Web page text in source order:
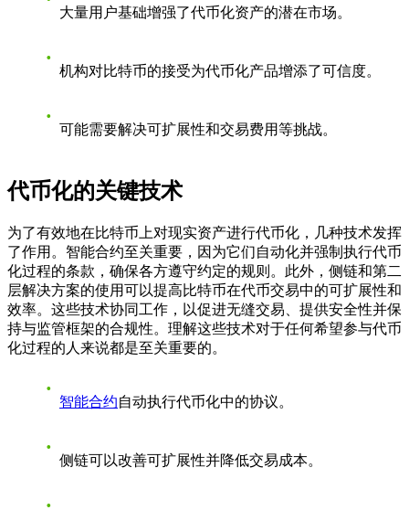
大量用户基础增强了代币化资产的潜在市场。
机构对比特币的接受为代币化产品增添了可信度。
可能需要解决可扩展性和交易费用等挑战。
代币化的关键技术
为了有效地在比特币上对现实资产进行代币化，几种技术发挥
了作用。智能合约至关重要，因为它们自动化并强制执行代币
化过程的条款，确保各方遵守约定的规则。此外，侧链和第二
层解决方案的使用可以提高比特币在代币交易中的可扩展性和
效率。这些技术协同工作，以促进无缝交易、提供安全性并保
持与监管框架的合规性。理解这些技术对于任何希望参与代币
化过程的人来说都是至关重要的。
智能合约自动执行代币化中的协议。
侧链可以改善可扩展性并降低交易成本。